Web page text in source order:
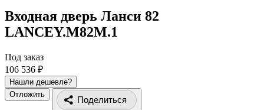
Входная дверь Ланси 82
LANCEY.M82M.1
Под заказ
106 536 ₽
Нашли дешевле?
Отложить
Поделиться